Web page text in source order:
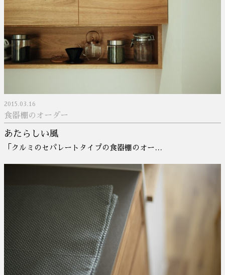
2015.03.16
食器棚のオーダー
あたらしい風
「クルミのセパレートタイプの食器棚のオー…